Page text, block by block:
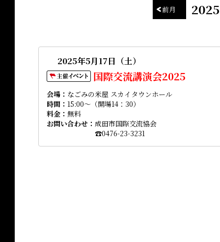
前月
2025年5月17日（土）
国際交流講演会2025
会場
なごみの米屋 スカイタウンホール
時間
15:00～（開場14：30）
料金
無料
お問い合わせ
成田市国際交流協会
☎0476-23-3231